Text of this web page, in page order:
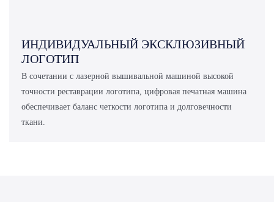
ИНДИВИДУАЛЬНЫЙ ЭКСКЛЮЗИВНЫЙ
ЛОГОТИП
В сочетании с лазерной вышивальной машиной высокой
точности реставрации логотипа, цифровая печатная машина
обеспечивает баланс четкости логотипа и долговечности
ткани.